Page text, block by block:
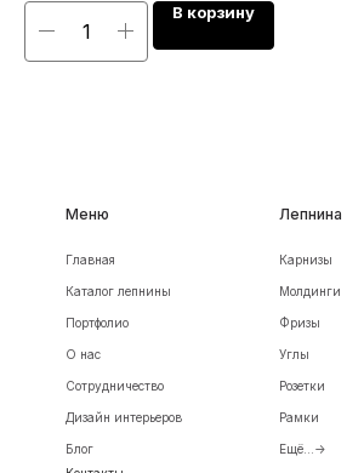
В корзину
Меню
Главная
О нас
Каталог лепнины
Портфолио
Сотрудничество
Дизайн интерьеров
Блог
Лепнина
Карнизы
Молдинги
Фризы
Углы
Розетки
Рамки
Ещё...->